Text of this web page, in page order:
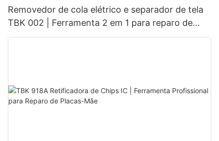
Removedor de cola elétrico e separador de tela
TBK 002 | Ferramenta 2 em 1 para reparo de
celulares